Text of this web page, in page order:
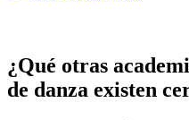
¿Qué otras
de danza existen